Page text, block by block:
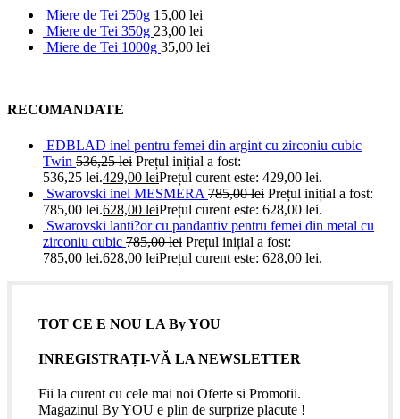
Miere de Tei 250g 15,00 lei
Miere de Tei 350g 23,00 lei
Miere de Tei 1000g 35,00 lei
RECOMANDATE
EDBLAD inel pentru femei din argint cu zirconiu cubic
Twin 536,25lei Prețul inițial a fost:
536,25 lei.429,00 leiPrețul curent este: 429,00 lei.
Swarovski inel MESMERA 785,00lei Prețul inițial a fost:
785,00 lei.628,00 leiPrețul curent este: 628,00 lei.
Swarovski lanti?or cu pandantiv pentru femei din metal cu
zirconiu cubic 785,00lei Prețul inițial a fost:
785,00 lei.628,00 leiPrețul curent este: 628,00 lei.
TOT CE E NOU LA By YOU
INREGISTRAȚI-VĂ LA NEWSLETTER
Fii la curent cu cele mai noi Oferte si Promotii.
Magazinul By YOU e plin de surprize placute !